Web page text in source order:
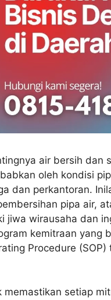
air bersih dan
oleh kondisi
dan perkantoran.
pipa air,
jiwa wirausaha dan
kemitraan yang
Procedure
setiap